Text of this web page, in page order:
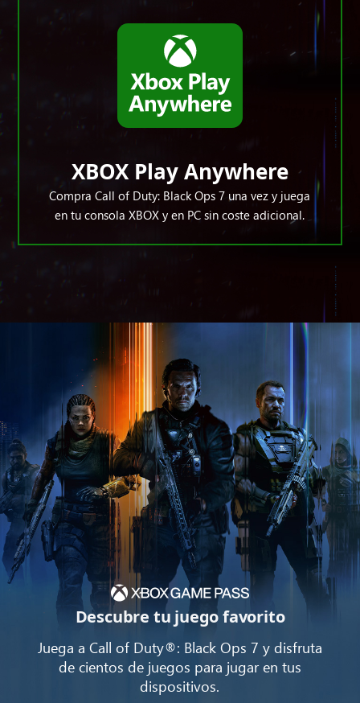
XBOX Play Anywhere
Compra Call of Duty: Black Ops 7 una vez y juega
en tu consola XBOX y en PC sin coste adicional.
Descubre tu juego favorito
Juega a Call of Duty®: Black Ops 7 y disfruta
de cientos de juegos para jugar en tus
dispositivos.